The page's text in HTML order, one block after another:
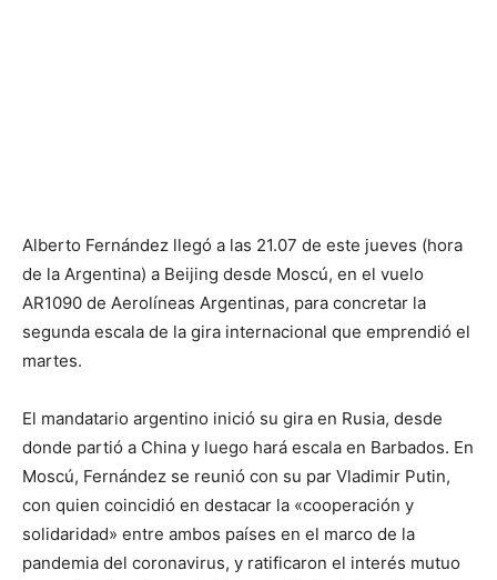
Alberto Fernández llegó a las 21.07 de este jueves (hora
de la Argentina) a Beijing desde Moscú, en el vuelo
AR1090 de Aerolíneas Argentinas, para concretar la
segunda escala de la gira internacional que emprendió el
martes.
El mandatario argentino inició su gira en Rusia, desde
donde partió a China y luego hará escala en Barbados. En
Moscú, Fernández se reunió con su par Vladimir Putin,
con quien coincidió en destacar la «cooperación y
solidaridad» entre ambos países en el marco de la
pandemia del coronavirus, y ratificaron el interés mutuo